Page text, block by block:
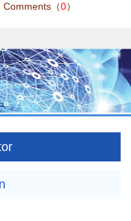
Comments （0）